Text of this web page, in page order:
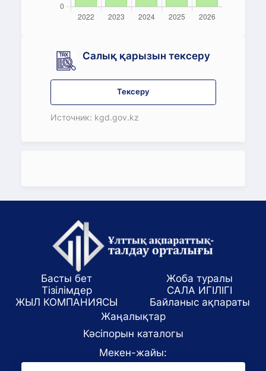
Салық қарызын тексеру
Тексеру
Источник: kgd.gov.kz
Басты бет
Жоба туралы
Тізілімдер
САЛА ИГІЛІГІ
ЖЫЛ КОМПАНИЯСЫ
Байланыс ақпараты
Жаңалықтар
Кәсіпорын каталогы
Мекен-жайы: